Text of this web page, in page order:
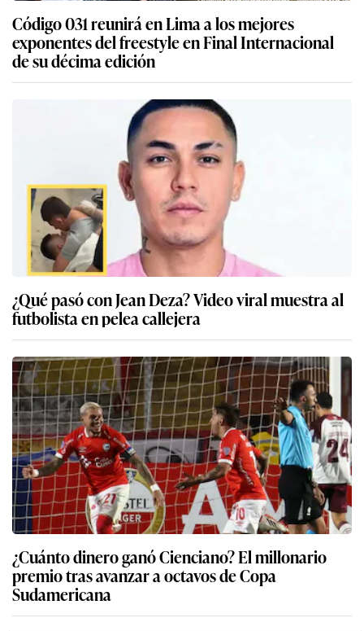
Código 031 reunirá en Lima a los mejores
exponentes del freestyle en Final Internacional
de su décima edición
¿Qué pasó con Jean Deza? Video viral muestra al
futbolista en pelea callejera
¿Cuánto dinero ganó Cienciano? El millonario
premio tras avanzar a octavos de Copa
Sudamericana